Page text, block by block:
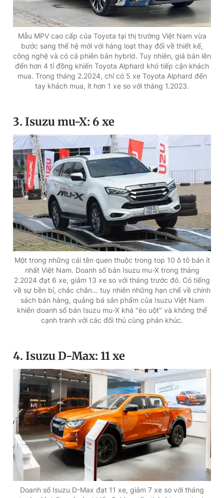
Mẫu MPV cao cấp của Toyota tại thị trường Việt Nam vừa
bước sang thế hệ mới với hàng loạt thay đổi về thiết kế,
công nghệ và có cả phiên bản hybrid. Tuy nhiên, giá bán lên
đến hơn 4 tỉ đồng khiến Toyota Alphard khó tiếp cận khách
mua. Trong tháng 2.2024, chỉ có 5 xe Toyota Alphard đến
tay khách mua, ít hơn 1 xe so với tháng 1.2023.
3. Isuzu mu-X: 6 xe
Một trong những cái tên quen thuộc trong top 10 ô tô bán ít
nhất Việt Nam. Doanh số bán Isuzu mu-X trong tháng
2.2024 đạt 6 xe, giảm 13 xe so với tháng trước đó. Có tiếng
về sự bền bỉ, chắc chắn… tuy nhiên những hạn chế về chính
sách bán hàng, quảng bá sản phẩm của Isuzu Việt Nam
khiến doanh số bán Isuzu mu-X khá "èo uột" và không thể
cạnh tranh với các đối thủ cùng phân khúc.
4. Isuzu D-Max: 11 xe
Doanh số Isuzu D-Max đạt 11 xe, giảm 7 xe so với tháng